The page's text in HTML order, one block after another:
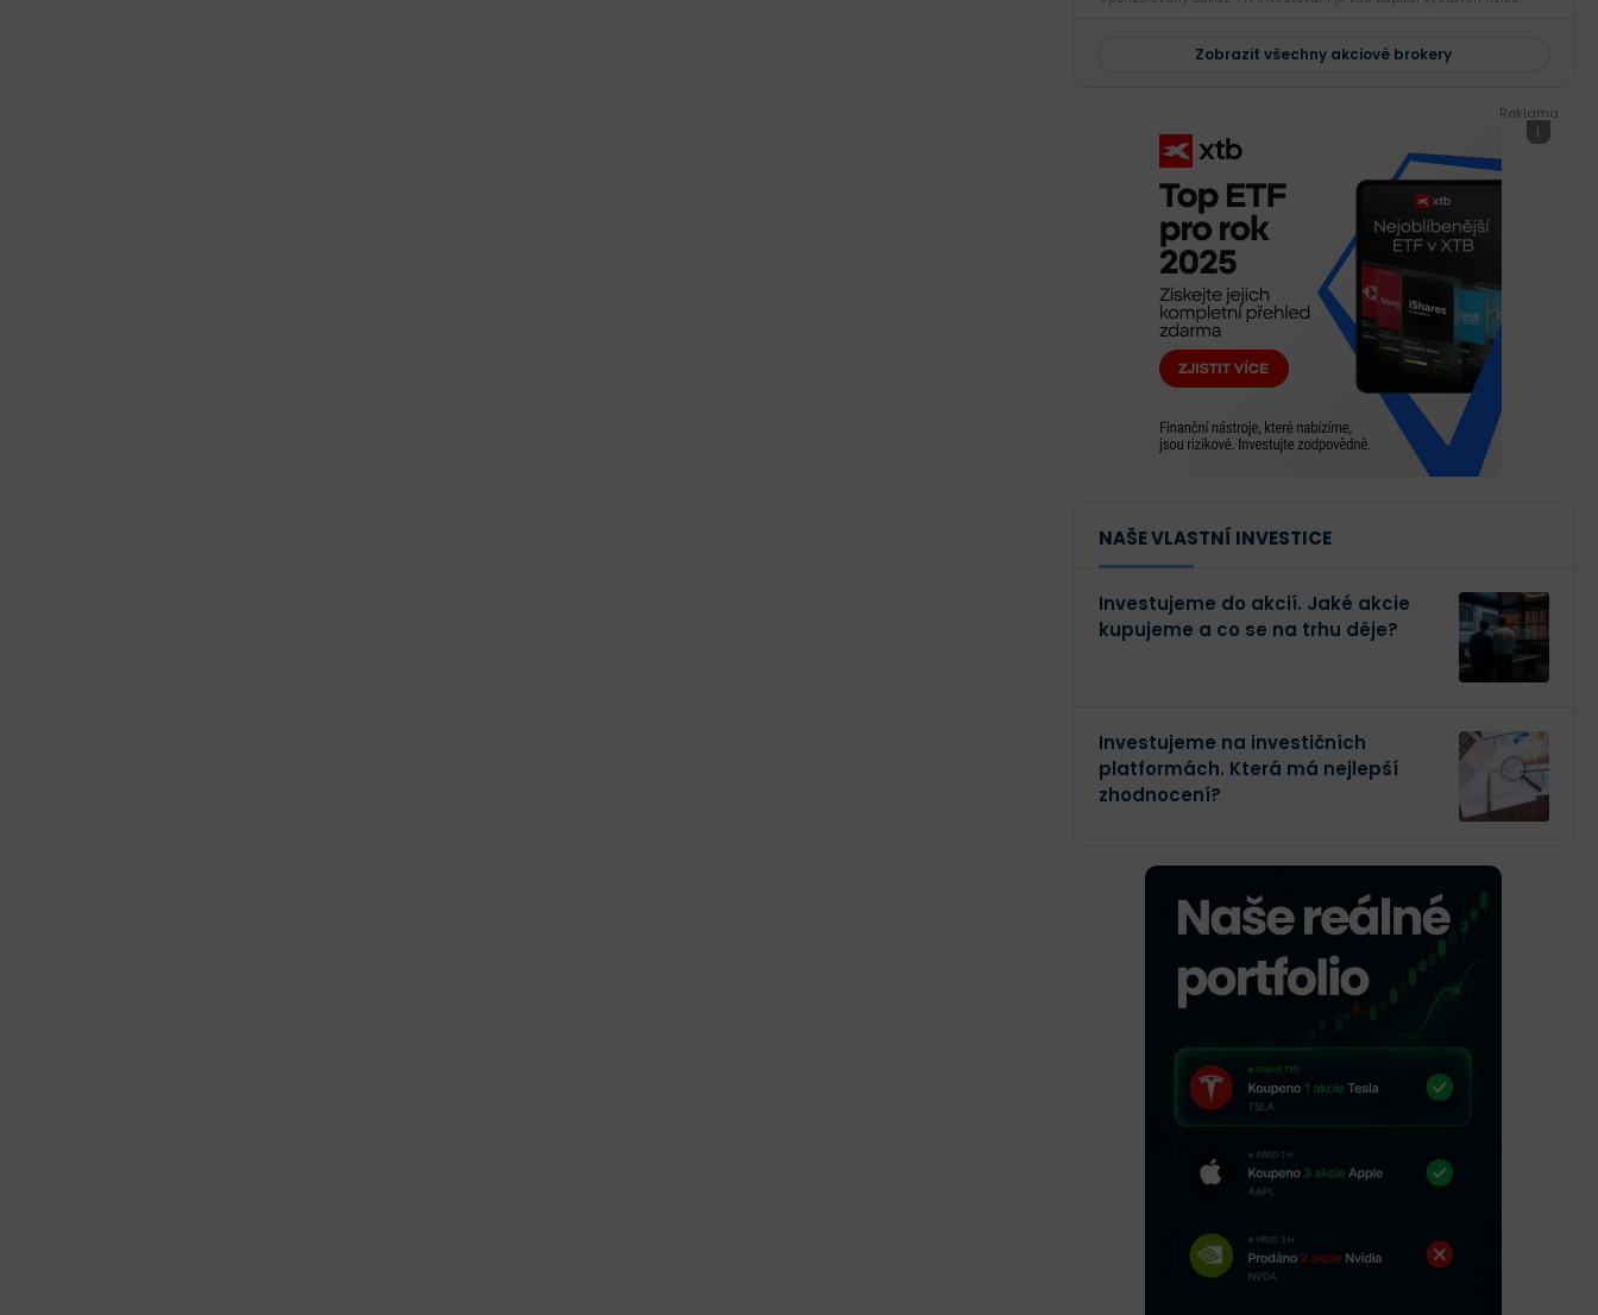
Zobrazit všechny akciové brokery
Reklama
i
NAŠE VLASTNÍ INVESTICE
Investujeme do akcií. Jaké akcie
kupujeme a co se na trhu děje?
Investujeme na investičních
platformách. Která má nejlepší
zhodnocení?